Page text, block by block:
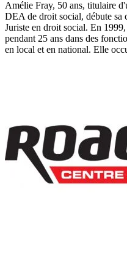
Amélie Fray, 50 ans, titulaire
DEA de droit social, débute sa
Juriste en droit social. En
pendant 25 ans dans des
en local et en national. Elle